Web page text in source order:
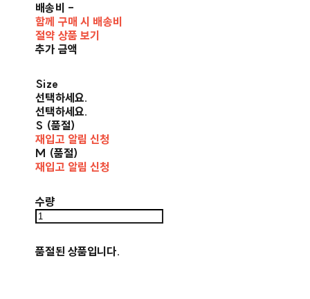
배송비 -
함께 구매 시 배송비
절약 상품 보기
추가 금액
Size
선택하세요.
선택하세요.
S (품절)
재입고 알림 신청
M (품절)
재입고 알림 신청
수량
품절된 상품입니다.